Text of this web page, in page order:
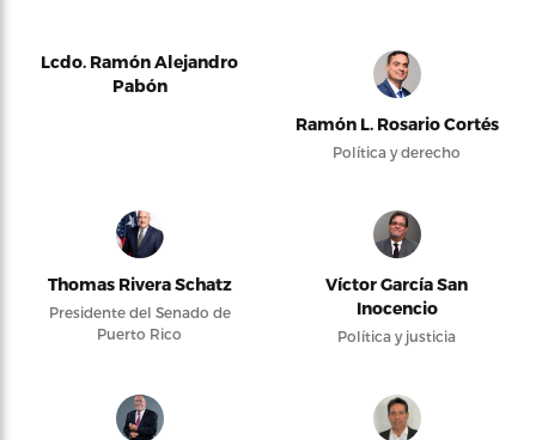
Lcdo. Ramón Alejandro
Pabón
Ramón L. Rosario Cortés
Política y derecho
Thomas Rivera Schatz
Presidente del Senado de
Puerto Rico
Víctor García San
Inocencio
Política y justicia